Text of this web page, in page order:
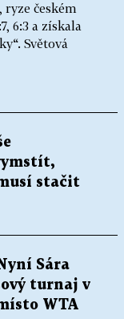
českém
6:3 a získala
Světová
stačit
Sára
turnaj v
WTA